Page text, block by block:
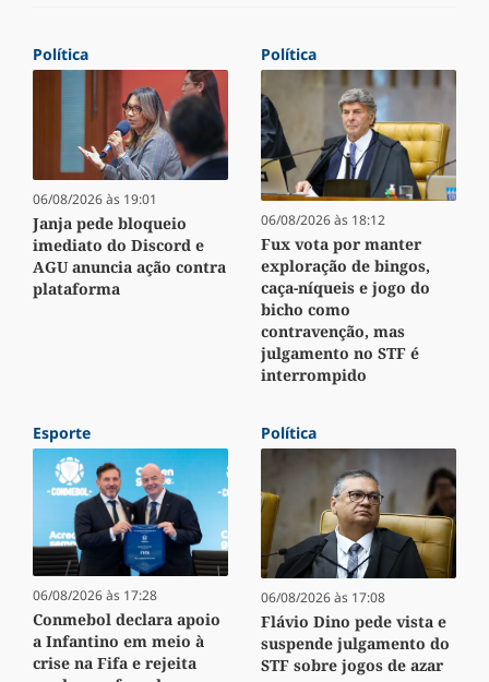
Política
06/08/2026 às 19:01
Janja pede bloqueio
imediato do Discord e
AGU anuncia ação contra
plataforma
Política
06/08/2026 às 18:12
Fux vota por manter
exploração de bingos,
caça-níqueis e jogo do
bicho como
contravenção, mas
julgamento no STF é
interrompido
Esporte
06/08/2026 às 17:28
Conmebol declara apoio
a Infantino em meio à
crise na Fifa e rejeita
Política
06/08/2026 às 17:08
Flávio Dino pede vista e
suspende julgamento do
STF sobre jogos de azar